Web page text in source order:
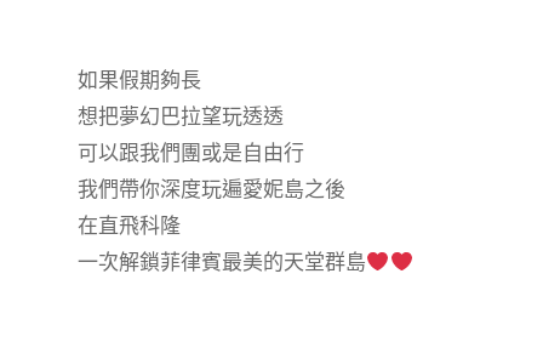
如果假期夠長
想把夢幻巴拉望玩透透
可以跟我們團或是自由行
我們帶你深度玩遍愛妮島之後
在直飛科隆
一次解鎖菲律賓最美的天堂群島